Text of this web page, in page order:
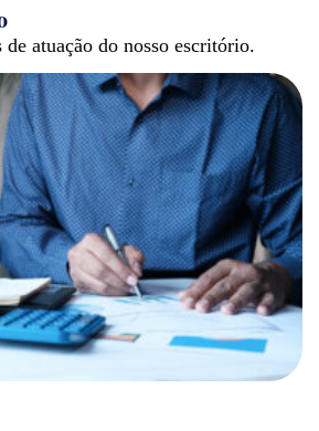
atuação do nosso escritório.